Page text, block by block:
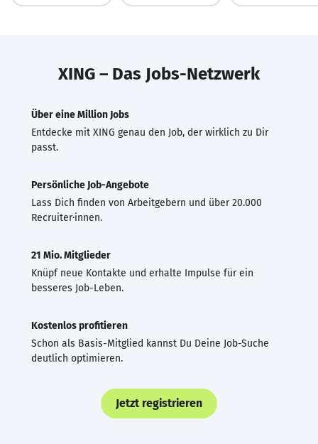
XING – Das Jobs-Netzwerk
Über eine Million Jobs
Entdecke mit XING genau den Job, der wirklich zu Dir
passt.
Persönliche Job-Angebote
Lass Dich finden von Arbeitgebern und über 20.000
Recruiter·innen.
21 Mio. Mitglieder
Knüpf neue Kontakte und erhalte Impulse für ein
besseres Job-Leben.
Kostenlos profitieren
Schon als Basis-Mitglied kannst Du Deine Job-Suche
deutlich optimieren.
Jetzt registrieren